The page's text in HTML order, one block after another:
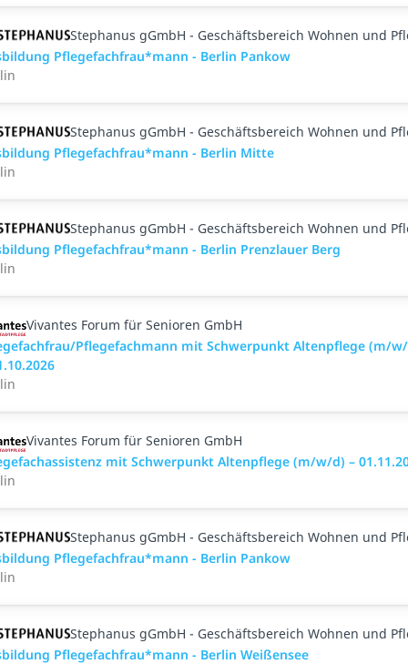
Stephanus gGmbH - Geschäftsbereich Wohnen und
Pflegefachfrau*mann - Berlin Pankow
Stephanus gGmbH - Geschäftsbereich Wohnen und
Pflegefachfrau*mann - Berlin Mitte
Stephanus gGmbH - Geschäftsbereich Wohnen und
Pflegefachfrau*mann - Berlin Prenzlauer Berg
Vivantes Forum für Senioren GmbH
Pflegefachmann mit Schwerpunkt Altenpflege (m/
Vivantes Forum für Senioren GmbH
mit Schwerpunkt Altenpflege (m/w/d) –
Stephanus gGmbH - Geschäftsbereich Wohnen und
Pflegefachfrau*mann - Berlin Pankow
Stephanus gGmbH - Geschäftsbereich Wohnen und
Pflegefachfrau*mann - Berlin Weißensee